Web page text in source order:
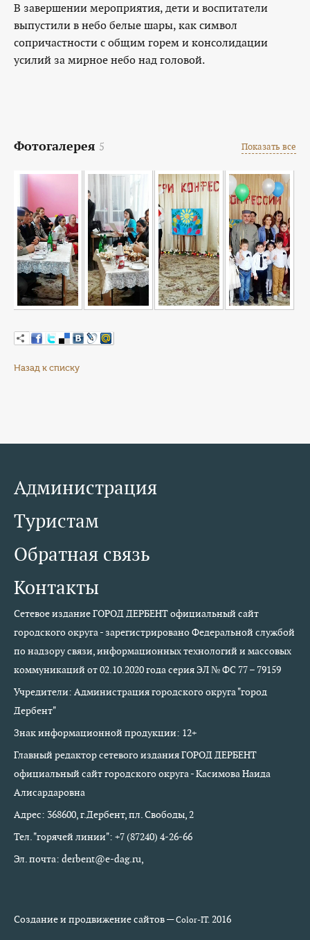
В завершении мероприятия, дети и воспитатели
выпустили в небо белые шары, как символ
сопричастности с общим горем и консолидации
усилий за мирное небо над головой.
Фотогалерея 5 Показать все
Назад к списку
Администрация
Туристам
Обратная связь
Контакты
Сетевое издание ГОРОД ДЕРБЕНТ официальный сайт
городского округа - зарегистрировано Федеральной службой
по надзору связи, информационных технологий и массовых
коммуникаций от 02.10.2020 года серия ЭЛ № ФС 77 – 79159
Учредители: Администрация городского округа "город
Дербент"
Знак информационной продукции: 12+
Главный редактор сетевого издания ГОРОД ДЕРБЕНТ
официальный сайт городского округа - Касимова Наида
Алисардаровна
Адрес: 368600, г.Дербент, пл. Свободы, 2
Тел. "горячей линии": +7 (87240) 4-26-66
Эл. почта: derbent@e-dag.ru,
Создание и продвижение сайтов —Color-IT.2016